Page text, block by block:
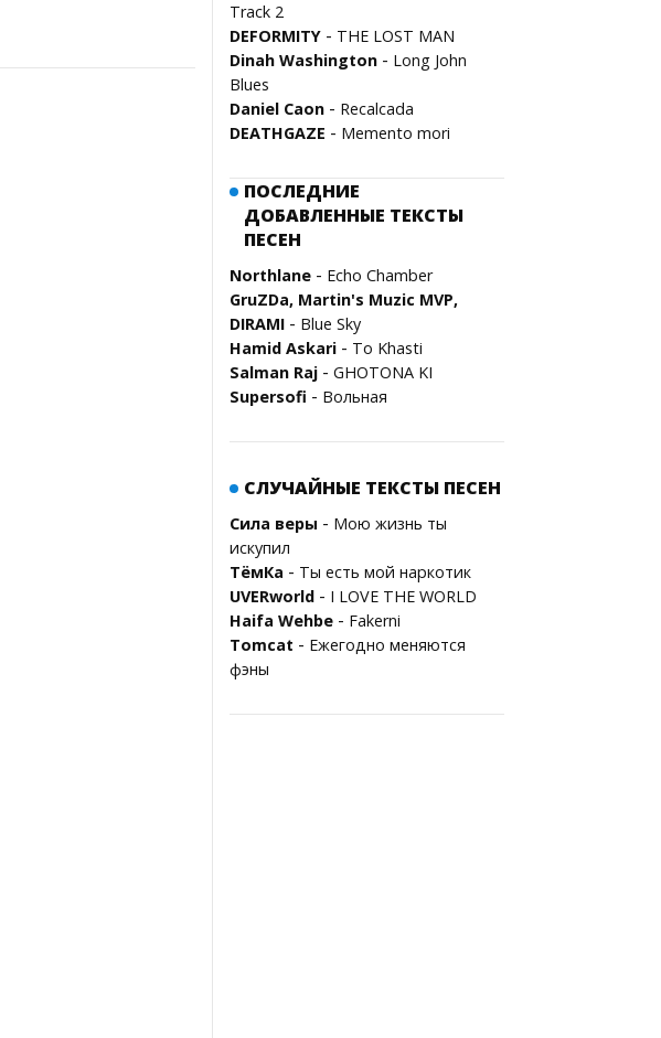
Track 2
DEFORMITY - THE LOST MAN
Dinah Washington - Long John
Blues
Daniel Caon - Recalcada
DEATHGAZE - Memento mori
ПОСЛЕДНИЕ
ДОБАВЛЕННЫЕ ТЕКСТЫ
ПЕСЕН
Northlane - Echo Chamber
GruZDa, Martin's Muzic MVP,
DIRAMI - Blue Sky
Hamid Askari - To Khasti
Salman Raj - GHOTONA KI
Supersofi - Вольная
СЛУЧАЙНЫЕ ТЕКСТЫ ПЕСЕН
Сила веры - Мою жизнь ты
искупил
ТёмКа - Ты есть мой наркотик
UVERworld - I LOVE THE WORLD
Haifa Wehbe - Fakerni
Tomcat - Ежегодно меняются
фэны